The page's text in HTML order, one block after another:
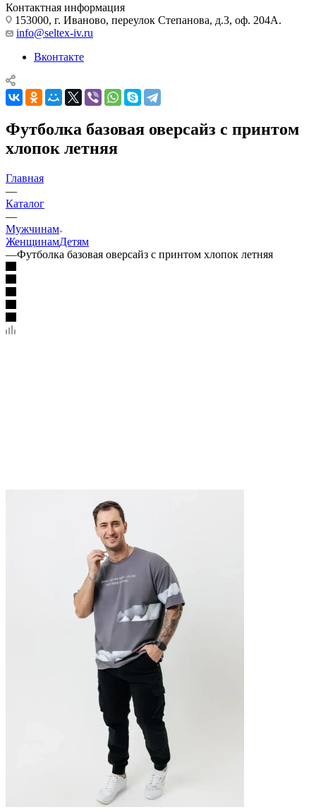
Контактная информация
153000, г. Иваново, переулок Степанова, д.3, оф. 204А.
info@seltex-iv.ru
Вконтакте
Футболка базовая оверсайз с принтом
хлопок летняя
Главная
—
Каталог
—
Мужчинам
ЖенщинамДетям
—Футболка базовая оверсайз с принтом хлопок летняя